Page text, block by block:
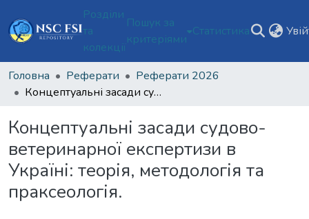
Розділи
та
колекції
Пошук за
критеріями
Статистика
Головна Реферати
Реферати 2026
Концептуальні засади судово-ветеринарної експертизи в Україні: теорія, методологія та праксеологія.
Концептуальні засади судово-
ветеринарної експертизи в
Україні: теорія, методологія та
праксеологія.